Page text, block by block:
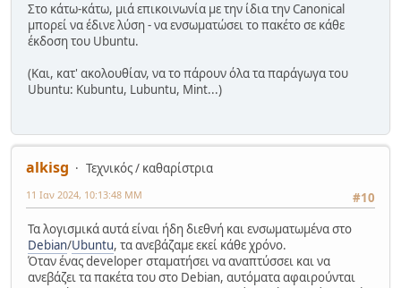
Στο κάτω-κάτω, μιά επικοινωνία με την ίδια την Canonical
μπορεί να έδινε λύση - να ενσωματώσει το πακέτο σε κάθε
έκδοση του Ubuntu.
(Και, κατ' ακολουθίαν, να το πάρουν όλα τα παράγωγα του
Ubuntu: Kubuntu, Lubuntu, Mint...)
alkisg
Τεχνικός / καθαρίστρια
#10
11 Ιαν 2024, 10:13:48 ΜΜ
Τα λογισμικά αυτά είναι ήδη διεθνή και ενσωματωμένα στο
Debian/Ubuntu, τα ανεβάζαμε εκεί κάθε χρόνο.
Όταν ένας developer σταματήσει να αναπτύσσει και να
ανεβάζει τα πακέτα του στο Debian, αυτόματα αφαιρούνται